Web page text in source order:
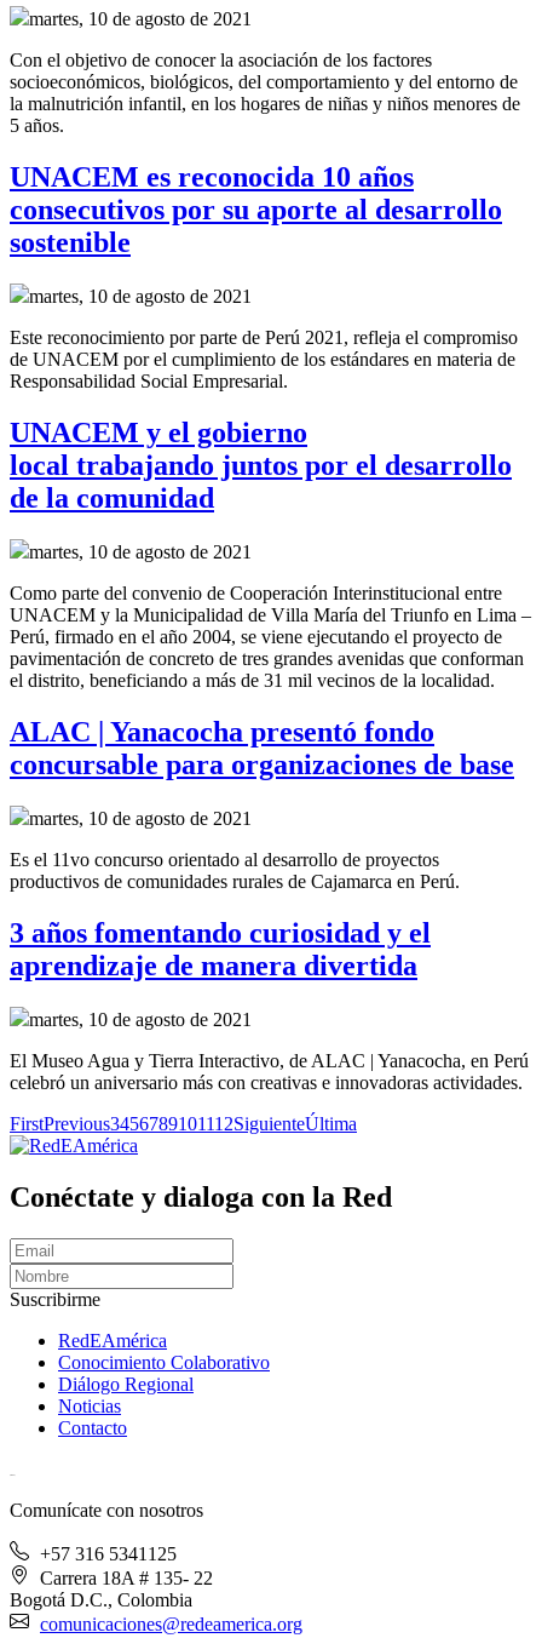
martes, 10 de agosto de 2021
Con el objetivo de conocer la asociación de los factores
socioeconómicos, biológicos, del comportamiento y del entorno de
la malnutrición infantil, en los hogares de niñas y niños menores de
5 años.
UNACEM es reconocida 10 años
consecutivos por su aporte al desarrollo
sostenible
martes, 10 de agosto de 2021
Este reconocimiento por parte de Perú 2021, refleja el compromiso
de UNACEM por el cumplimiento de los estándares en materia de
Responsabilidad Social Empresarial.
UNACEM y el gobierno
local trabajando juntos por el desarrollo
de la comunidad
martes, 10 de agosto de 2021
Como parte del convenio de Cooperación Interinstitucional entre
UNACEM y la Municipalidad de Villa María del Triunfo en Lima –
Perú, firmado en el año 2004, se viene ejecutando el proyecto de
pavimentación de concreto de tres grandes avenidas que conforman
el distrito, beneficiando a más de 31 mil vecinos de la localidad.
ALAC | Yanacocha presentó fondo
concursable para organizaciones de base
martes, 10 de agosto de 2021
Es el 11vo concurso orientado al desarrollo de proyectos
productivos de comunidades rurales de Cajamarca en Perú.
3 años fomentando curiosidad y el
aprendizaje de manera divertida
martes, 10 de agosto de 2021
El Museo Agua y Tierra Interactivo, de ALAC | Yanacocha, en Perú
celebró un aniversario más con creativas e innovadoras actividades.
FirstPrevious3456789101112SiguienteÚltima
Conéctate y dialoga con la Red
Suscribirme
RedEAmérica
Conocimiento Colaborativo
Diálogo Regional
Noticias
Contacto
Comunícate con nosotros
+57 316 5341125
Carrera 18A # 135- 22
Bogotá D.C., Colombia
comunicaciones@redeamerica.org